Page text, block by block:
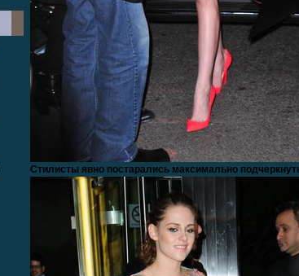
Стилисты явно постарались максимально